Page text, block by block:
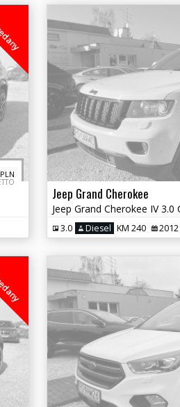
PLN
Jeep Grand Cherokee
3.0 Diesel KM 240 2012